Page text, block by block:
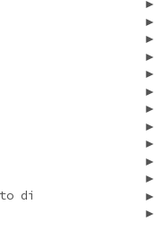
di
►
►
►
►
►
►
►
►
►
►
►
►
►